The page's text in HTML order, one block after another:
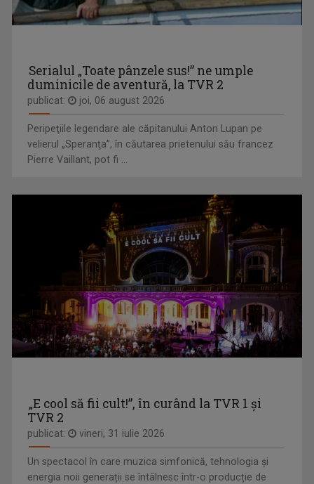
ROMÂNIA... ÎN BUCATE
Un show culinar despre tradiții și secrete ale ...
NATURĂ ŞI AVENTURĂ
O călătorie fascinantă prin cele mai sălbatice ...
ORA DE ŞTIRI
De luni până duminică, de la ora 18:00, ...
TEODORA ANTONESCU
„TVR este un vis devenit realitate!" Teodora ...
ȘTEFAN STOICA
Ștefan Stoica este pasionat de pescuit, natură ...
Serialul „Toate pânzele sus!” ne umple
duminicile de aventură, la TVR 2
publicat: joi, 06 august 2026
Peripeţiile legendare ale căpitanului Anton Lupan pe
velierul „Speranţa”, în căutarea prietenului său francez
Pierre Vaillant, pot fi ...
„E cool să fii cult!”, în curând la TVR 1 și
TVR 2
publicat: vineri, 31 iulie 2026
Un spectacol în care muzica simfonică, tehnologia și
energia noii generații se întâlnesc într-o producție de